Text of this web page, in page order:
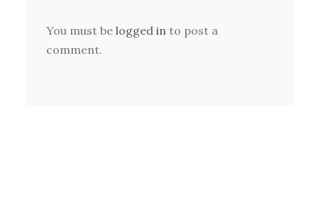
You must be logged in to post a
comment.